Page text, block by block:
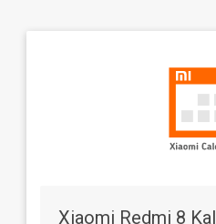
Xiaomi Redmi 8